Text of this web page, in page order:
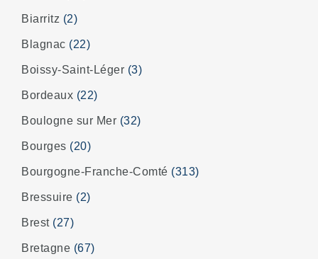
Biarritz (2)
Blagnac (22)
Boissy-Saint-Léger (3)
Bordeaux (22)
Boulogne sur Mer (32)
Bourges (20)
Bourgogne-Franche-Comté (313)
Bressuire (2)
Brest (27)
Bretagne (67)